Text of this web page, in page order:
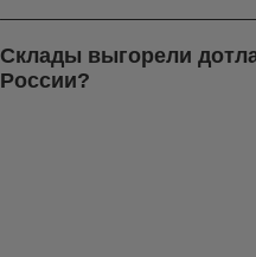
Склады выгорели
России?